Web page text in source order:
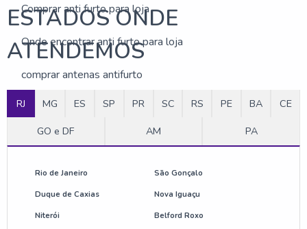
Comprar anti furto para loja
Onde encontrar anti furto para loja
comprar antenas antifurto
empresa de etiqueta antifurto
etiqueta rígida para loja
ESTADOS ONDE
ATENDEMOS
RJ MG ES SP PR SC RS PE BA
CE
GO e DF
AM PA
Rio de Janeiro São Gonçalo
Duque de Caxias Nova Iguaçu
Niterói Belford Roxo